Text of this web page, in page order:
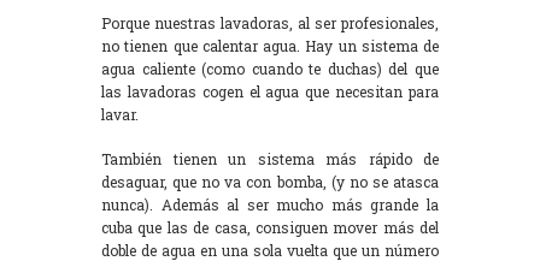
Porque nuestras lavadoras, al ser profesionales,
no tienen que calentar agua. Hay un sistema de
agua caliente (como cuando te duchas) del que
las lavadoras cogen el agua que necesitan para
lavar.
También tienen un sistema más rápido de
desaguar, que no va con bomba, (y no se atasca
nunca). Además al ser mucho más grande la
cuba que las de casa, consiguen mover más del
doble de agua en una sola vuelta que un número